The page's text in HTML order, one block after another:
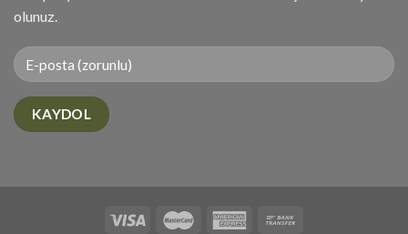
olunuz.